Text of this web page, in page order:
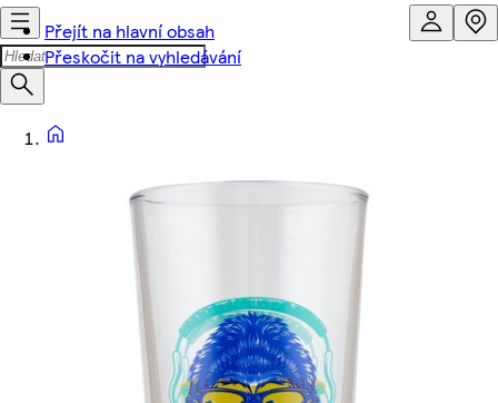
Přejít na hlavní obsah
Přeskočit na vyhledávání